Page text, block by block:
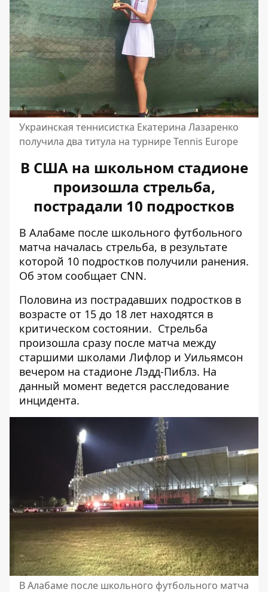
Украинская теннисистка Екатерина Лазаренко
получила два титула на турнире Tennis Europe
В США на школьном стадионе
произошла стрельба,
пострадали 10 подростков
В Алабаме после школьного футбольного
матча началась стрельба, в результате
которой 10 подростков получили ранения.
Об этом сообщает CNN.
Половина из пострадавших подростков в
возрасте от 15 до 18 лет находятся в
критическом состоянии. Стрельба
произошла сразу после матча между
старшими школами Лифлор и Уильямсон
вечером на стадионе Лэдд-Пиблз. На
данный момент ведется расследование
инцидента.
В Алабаме после школьного футбольного матча